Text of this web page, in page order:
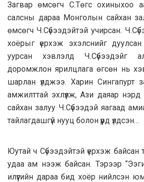
Загвар өмсөгч С.Төгс охиныхоо
салсны дараа Монголын сайхан
өмсөгч Ч.Сүбээдэйтэй учирсан.
хоёрыг үерхэж эхэлснийг
уурсан хэвлэлд Ч.Сүбээдэйг
доромжлон ярилцлага өгсөн нь
шарлан үлджээ. Харин Сингапурт
амжилттай эхлүүлж, Ази даяар нэрд
сайхан залуу Ч.Сүбээдэй яагаад
тайлагдашгүй нууц болон үүрд үлдсэн…
Юутай ч Сүбээдэйтэй үерхэж байсан
удаа ам нээж байсан. Тэрээр
илүүгийн дараа бид хоёр нийлсэн